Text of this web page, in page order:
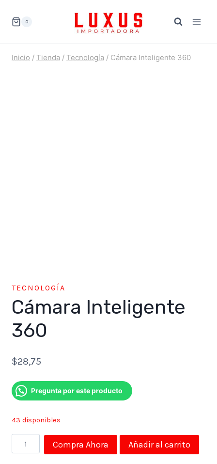
0
Inicio / Tienda / Tecnología / Cámara Inteligente 360
TECNOLOGÍA
Cámara Inteligente
360
$28,75
Pregunta por este producto
43 disponibles
Cámara
Inteligente
Compra Ahora Añadir al carrito